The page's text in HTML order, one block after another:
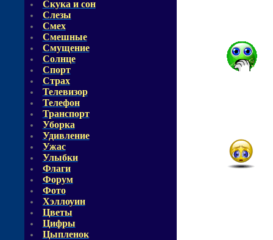
Скука и сон
Слезы
Смех
Смешные
Смущение
Солнце
Спорт
Страх
Телевизор
Телефон
Транспорт
Уборка
Удивление
Ужас
Улыбки
Флаги
Форум
Фото
Хэллоуин
Цветы
Цифры
Цыпленок